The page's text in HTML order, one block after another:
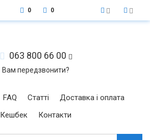
0 0
063 800 66 00
Вам передзвонити?
FAQ Статті
Доставка і оплата
Кешбек
Контакти